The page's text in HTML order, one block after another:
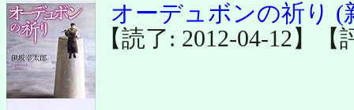
オーデュボンの祈り (
【読了: 2012-04-12】【